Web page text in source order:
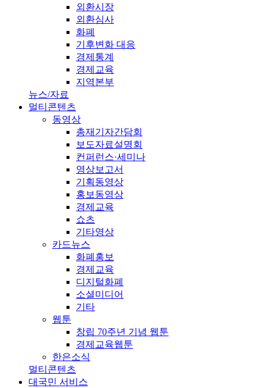
외환시장
외환심사
화폐
기후변화 대응
경제통계
경제교육
지역본부
뉴스/자료
멀티콘텐츠
동영상
총재기자간담회
보도자료설명회
컨퍼런스·세미나
영상보고서
기획동영상
홍보동영상
경제교육
쇼츠
기타영상
카드뉴스
화폐홍보
경제교육
디지털화폐
소셜미디어
기타
웹툰
창립 70주년 기념 웹툰
경제교육웹툰
한은소식
멀티콘텐츠
대국민 서비스